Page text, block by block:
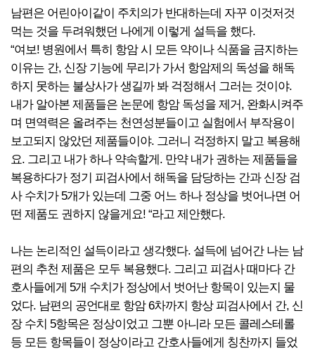
남편은 어린아이같이 주치의가 반대하는데 자꾸 이것저것
먹는 것을 두려워했던 나에게 이렇게 설득을 했다.
“여보! 병원에서 특히 항암 시 모든 약이나 식품을 금지하는
이유는 간, 신장 기능에 무리가 가서 항암제의 독성을 해독
하지 못하는 불상사가 생길까 봐 걱정해서 그러는 것이야.
내가 알아본 제품들은 논문에 항암 독성을 제거, 완화시켜주
며 면역력은 올려주는 천연성분들이고 실험에서 부작용이
보고되지 않았던 제품들이야. 그러니 걱정하지 말고 복용해
요. 그리고 내가 하나 약속할게. 만약 내가 권하는 제품들을
복용하다가 정기 피검사에서 해독을 담당하는 간과 신장 검
사 수치가 5개가 있는데 그중 어느 하나 정상을 벗어나면 어
떤 제품도 권하지 않을게요! “라고 제안했다.
나는 논리적인 설득이라고 생각했다. 설득에 넘어간 나는 남
편의 추천 제품은 모두 복용했다. 그리고 피검사 때마다 간
호사들에게 5개 수치가 정상에서 벗어난 항목이 있는지 물
었다. 남편의 공언대로 항암 6차까지 항상 피검사에서 간, 신
장 수치 5항목은 정상이었고 그뿐 아니라 모든 콜레스테롤
등 모든 항목들이 정상이라고 간호사들에게 칭찬까지 들었